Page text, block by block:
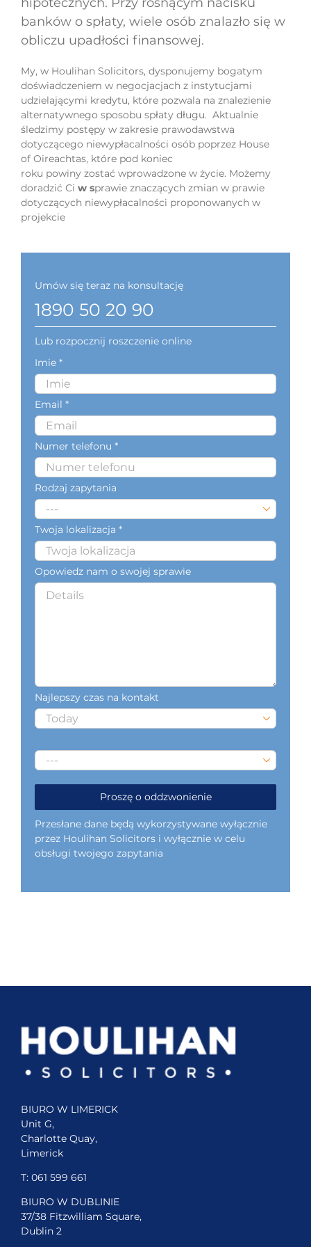
banków o spłaty, wiele osób znalazło się w
obliczu upadłości finansowej.
My, w Houlihan Solicitors, dysponujemy bogatym
doświadczeniem w negocjacjach z instytucjami
udzielającymi kredytu, które pozwala na znalezienie
alternatywnego sposobu spłaty długu. Aktualnie
śledzimy postępy w zakresie prawodawstwa
dotyczącego niewypłacalności osób poprzez House
of Oireachtas, które pod koniec
roku powiny zostać wprowadzone w życie. Możemy
doradzić Ci w sprawie znaczących zmian w prawie
dotyczących niewypłacalności proponowanych w
projekcie
Umów się teraz na konsultację
1890 50 20 90
Lub rozpocznij roszczenie online
Imie *
Email *
Numer telefonu *
Rodzaj zapytania

Twoja lokalizacja *
Opowiedz nam o swojej sprawie
Najlepszy czas na kontakt


Przesłane dane będą wykorzystywane wyłącznie
przez Houlihan Solicitors i wyłącznie w celu
obsługi twojego zapytania
BIURO W LIMERICK
Unit G,
Charlotte Quay,
Limerick
T: 061 599 661
BIURO W DUBLINIE
37/38 Fitzwilliam Square,
Dublin 2